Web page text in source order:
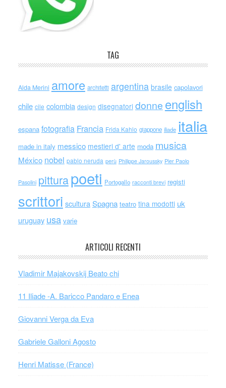
TAG
Alda Merini amore architetti argentina brasile capolavori
chile cile colombia design disegnatori donne english
espana fotografia Francia Frida Kahlo giappone iliade italia
made in italy messico mestieri d' arte moda musica
México nobel pablo neruda perù Philippe Jaroussky Pier Paolo
Pasolini pitturapoeti Portogallo racconti brevi registi
scrittori sculturaSpagna teatro tina modotti uk
uruguay usa varie
ARTICOLI RECENTI
Vladimir Majakovskij Beato chi
11 Iliade -A. Baricco Pandaro e Enea
Giovanni Verga da Eva
Gabriele Galloni Agosto
Henri Matisse (France)